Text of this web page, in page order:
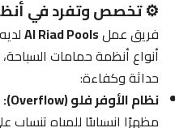
⚙️ تخصص وتفرد في
فريق عملAl Riad Pools
أنواع أنظمة حمامات السباحة،
حداثة وكفاءة:
نظام الأوفر فلو (Overflow):
مظهرًا انسيابيًا للمياه